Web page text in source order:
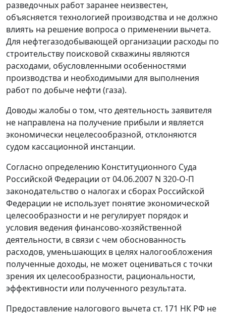
разведочных работ заранее неизвестен,
объясняется технологией производства и не должно
влиять на решение вопроса о применении вычета.
Для нефтегазодобывающей организации расходы по
строительству поисковой скважины являются
расходами, обусловленными особенностями
производства и необходимыми для выполнения
работ по добыче нефти (газа).
Доводы жалобы о том, что деятельность заявителя
не направлена на получение прибыли и является
экономически нецелесообразной, отклоняются
судом кассационной инстанции.
Согласно определению Конституционного Суда
Российской Федерации от 04.06.2007 N 320-О-П
законодательство о налогах и сборах Российской
Федерации не использует понятие экономической
целесообразности и не регулирует порядок и
условия ведения финансово-хозяйственной
деятельности, в связи с чем обоснованность
расходов, уменьшающих в целях налогообложения
полученные доходы, не может оцениваться с точки
зрения их целесообразности, рациональности,
эффективности или полученного результата.
Предоставление налогового вычета ст. 171 НК РФ не